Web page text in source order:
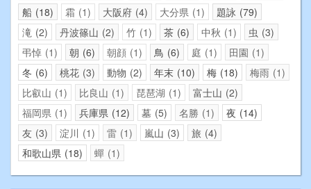
船 18 霜 1 大阪府 4 大分県 1 題詠 79
滝 2 丹波篠山 2 竹 1 茶 6 中秋 1 虫 3
弔悼 1 朝 6 朝顔 1 鳥 6 庭 1 田園 1
冬 6 桃花 3 動物 2 年末 10 梅 18 梅雨 1
比叡山 1 比良山 1 琵琶湖 1 富士山 2
福岡県 1 兵庫県 12 墓 5 名勝 1 夜 14
友 3 淀川 1 雷 1 嵐山 3 旅 4
和歌山県 18 蟬 1